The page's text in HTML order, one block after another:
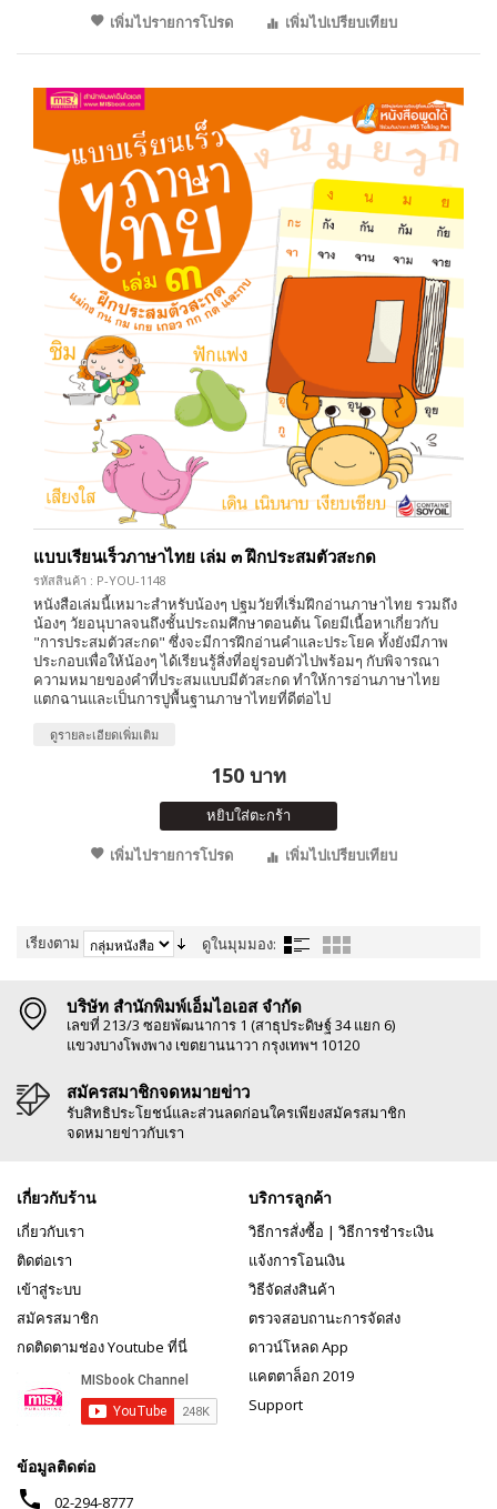
เพิ่มไปรายการโปรด
เพิ่มไปเปรียบเทียบ
แบบเรียนเร็วภาษาไทย เล่ม ๓ ฝึกประสมตัวสะกด
รหัสสินค้า : P-YOU-1148
หนังสือเล่มนี้เหมาะสำหรับน้องๆ ปฐมวัยที่เริ่มฝึกอ่านภาษาไทย รวมถึง
น้องๆ วัยอนุบาลจนถึงชั้นประถมศึกษาตอนต้น โดยมีเนื้อหาเกี่ยวกับ
"การประสมตัวสะกด" ซึ่งจะมีการฝึกอ่านคำและประโยค ทั้งยังมีภาพ
ประกอบเพื่อให้น้องๆ ได้เรียนรู้สิ่งที่อยู่รอบตัวไปพร้อมๆ กับพิจารณา
ความหมายของคำที่ประสมแบบมีตัวสะกด ทำให้การอ่านภาษาไทย
แตกฉานและเป็นการปูพื้นฐานภาษาไทยที่ดีต่อไป
ดูรายละเอียดเพิ่มเติม
150 บาท
หยิบใส่ตะกร้า
เพิ่มไปรายการโปรด
เพิ่มไปเปรียบเทียบ
เรียงตาม ดูในมุมมอง:
บริษัท สำนักพิมพ์เอ็มไอเอส จำกัด
เลขที่ 213/3 ซอยพัฒนาการ 1 (สาธุประดิษฐ์ 34 แยก 6)
แขวงบางโพงพาง เขตยานนาวา กรุงเทพฯ 10120
สมัครสมาชิกจดหมายข่าว
รับสิทธิประโยชน์และส่วนลดก่อนใครเพียงสมัครสมาชิก
จดหมายข่าวกับเรา
เกี่ยวกับร้าน
เกี่ยวกับเรา
ติดต่อเรา
เข้าสู่ระบบ
สมัครสมาชิก
กดติดตามช่อง Youtube ที่นี่
บริการลูกค้า
วิธีการสั่งซื้อ | วิธีการชำระเงิน
แจ้งการโอนเงิน
วิธีจัดส่งสินค้า
ตรวจสอบถานะการจัดส่ง
ดาวน์โหลด App
แคตตาล็อก 2019
Support
ข้อมูลติดต่อ
phone 02-294-8777